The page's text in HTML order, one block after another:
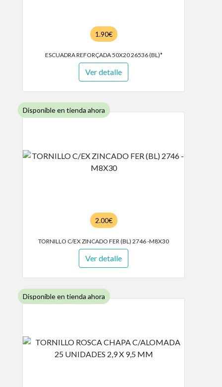
1.90€
ESCUADRA REFORÇADA 50X20 26536 (BL)*
Ver detalle
Disponible en tienda ahora
2.00€
TORNILLO C/EX ZINCADO FER (BL) 2746 -M8X30
Ver detalle
Disponible en tienda ahora